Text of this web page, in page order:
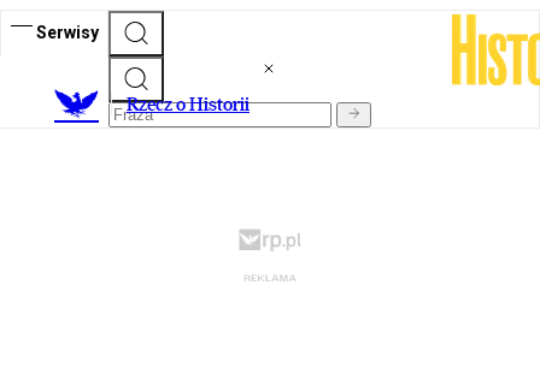
Serwisy
Rzecz o Historii